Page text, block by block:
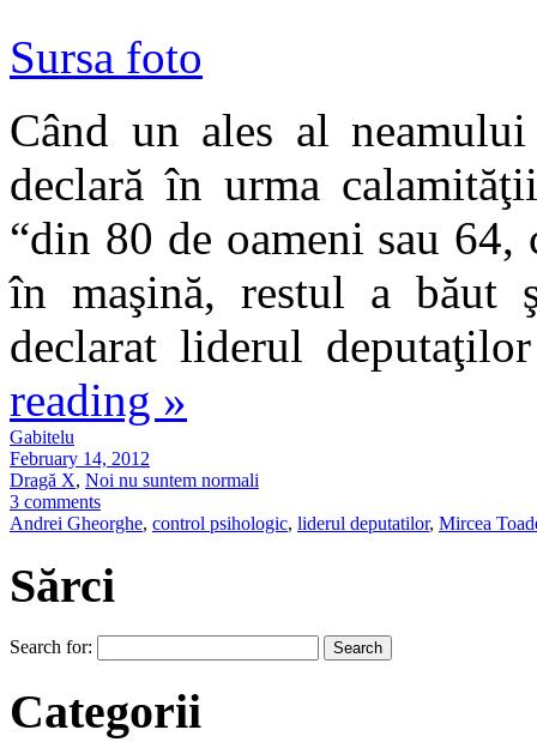
Sursa foto
Când un ales al
declară în urma
“din 80 de oameni sau
în maşină, restul a băut
declarat liderul
reading »
Gabitelu
February 14, 2012
Dragă X, Noi nu suntem normali
3 comments
Andrei Gheorghe, control psihologic, liderul deputatilor, Mircea
Sărci
Search for:
Categorii